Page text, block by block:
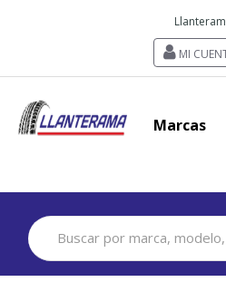
MI
Marcas
Search
for: